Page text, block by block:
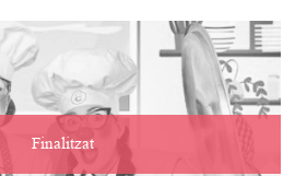
Finalitzat